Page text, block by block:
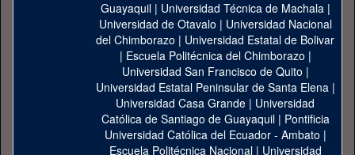
Guayaquil| Universidad Técnica de Machala|
Universidad de Otavalo | Universidad Nacional
del Chimborazo | Universidad Estatal de Bolivar
| Escuela Politécnica del Chimborazo |
Universidad San Francisco de Quito |
Universidad Estatal Peninsular de Santa Elena|
Universidad Casa Grande | Universidad
Católica de Santiago de Guayaquil| Pontificia
Universidad Católica del Ecuador - Ambato |
Escuela Politécnica Nacional| Universidad